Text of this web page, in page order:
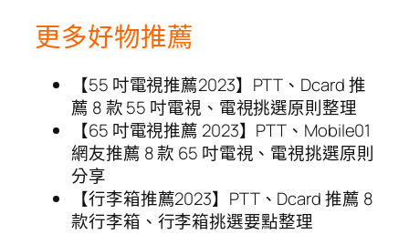
更多好物推薦
【55 吋電視推薦2023】PTT、Dcard 推
薦 8 款 55 吋電視、電視挑選原則整理
【65 吋電視推薦 2023】PTT、Mobile01
網友推薦 8 款 65 吋電視、電視挑選原則
分享
【行李箱推薦2023】PTT、Dcard 推薦 8
款行李箱、行李箱挑選要點整理